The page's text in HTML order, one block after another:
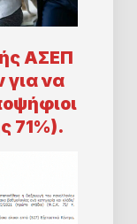
ΑΣΕΠ
να
71%).